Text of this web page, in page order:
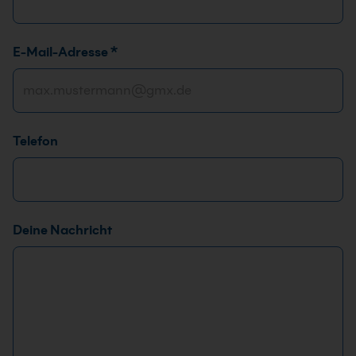
E-Mail-Adresse *
Telefon
Deine Nachricht